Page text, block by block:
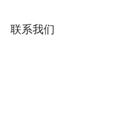
联系我们